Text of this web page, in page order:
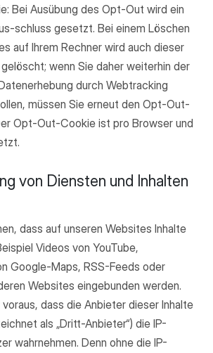
Bei Ausübung des Opt-Out wird ein
schluss gesetzt. Bei einem Löschen
auf Ihrem Rechner wird auch dieser
wenn Sie daher weiterhin der
durch Webtracking
müssen Sie erneut den Opt-Out-
Opt-Out-Cookie ist pro Browser und
von Diensten und Inhalten
dass auf unseren Websites Inhalte
Videos von YouTube,
Google-Maps, RSS-Feeds oder
Websites eingebunden werden.
dass die Anbieter dieser Inhalte
als „Dritt-Anbieter“) die IP-
wahrnehmen. Denn ohne die IP-